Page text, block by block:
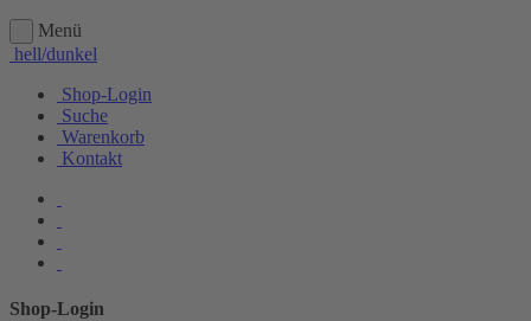
Menü
hell/dunkel
Shop-Login
Suche
Warenkorb
Kontakt
Shop-Login